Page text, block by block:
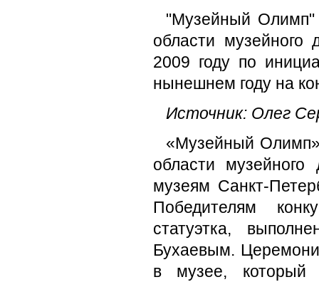
"Музейный Олимп"
области музейного
2009 году по
нынешнем году на
Источник: Олег
«Музейный
области
музеям Санкт-
Победителям
статуэтка,
Бухаевым.
в музее, который